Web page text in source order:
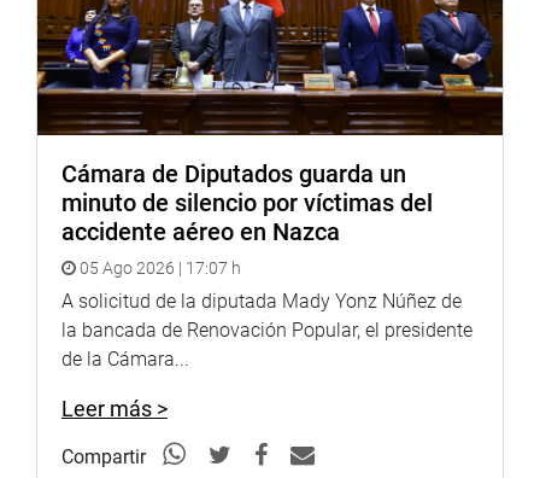
Cámara de Diputados guarda un
minuto de silencio por víctimas del
accidente aéreo en Nazca
05 Ago 2026 | 17:07 h
A solicitud de la diputada Mady Yonz Núñez de
la bancada de Renovación Popular, el presidente
de la Cámara...
Leer más >
Compartir